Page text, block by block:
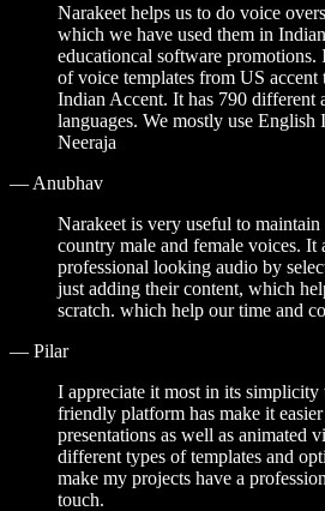
Narakeet helps us to do voice
which we have used them in
educationcal software promotions.
of voice templates from US
Indian Accent. It has 790 different
languages. We mostly use English
Neeraja
— Anubhav
Narakeet is very useful to
country male and female voices. It
professional looking audio by
just adding their content, which
scratch. which help our time and
— Pilar
I appreciate it most in its simplicity
friendly platform has make it
presentations as well as animated
different types of templates and
make my projects have a
touch.